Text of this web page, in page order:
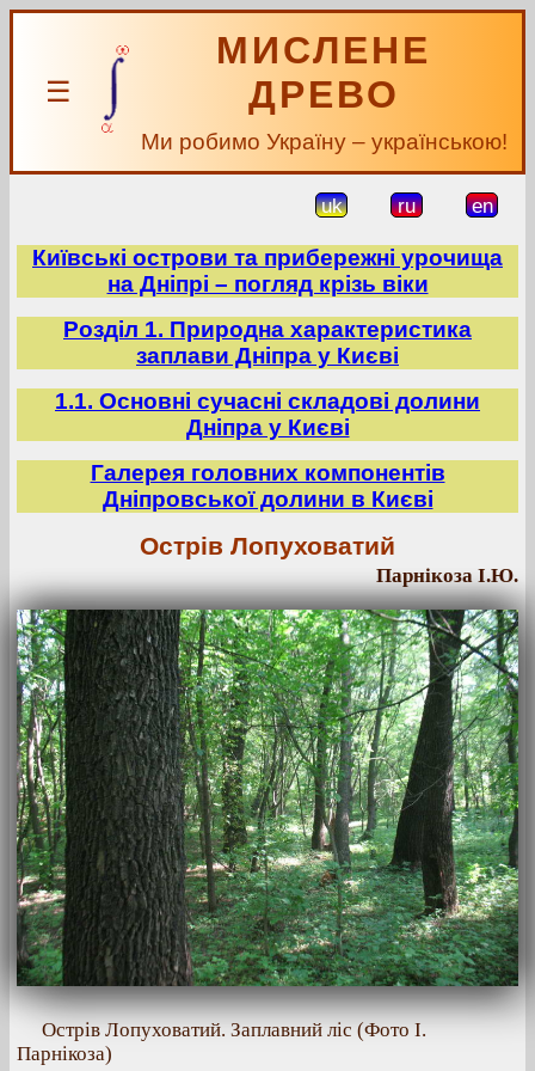
☰
МИСЛЕНЕ
ДРЕВО
Ми робимо Україну – українською!
uk ru en
Київські острови та прибережні урочища
на Дніпрі – погляд крізь віки
Розділ 1. Природна характеристика
заплави Дніпра у Києві
1.1. Основні сучасні складові долини
Дніпра у Києві
Галерея головних компонентів
Дніпровської долини в Києві
Острів Лопуховатий
Парнікоза І.Ю.
Острів Лопуховатий. Заплавний ліс (Фото І.
Парнікоза)